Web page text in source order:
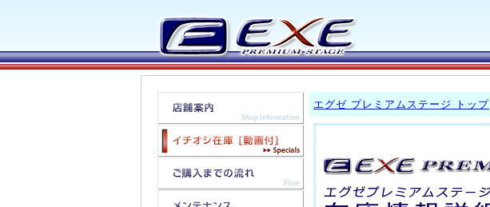
エグゼ プレミアムステージ トップ